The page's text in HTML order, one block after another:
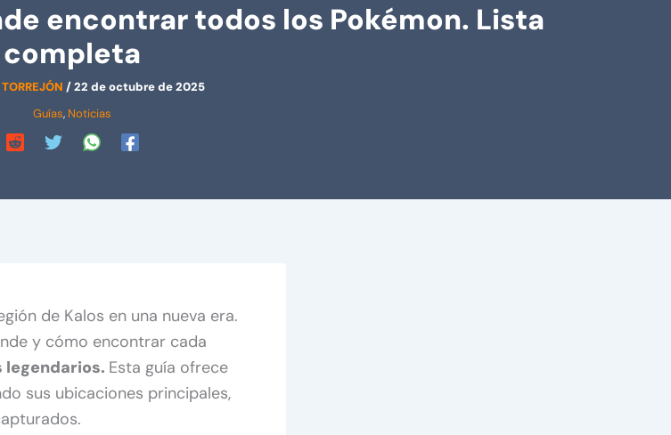
encontrar todos los Pokémon. Lista
completa
/22 de octubre de 2025
Guías, Noticias
de Kalos en una nueva era.
y cómo encontrar cada
legendarios. Esta guía ofrece
sus ubicaciones principales,